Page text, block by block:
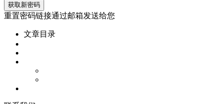
重置密码链接通过邮箱发送给您
文章目录